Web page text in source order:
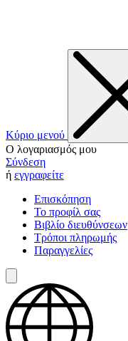
Κύριο μενού
Ο λογαριασμός μου
Σύνδεση
ή εγγραφείτε
Επισκόπηση
Το προφίλ σας
Βιβλίο διευθύνσεων
Τρόποι πληρωμής
Παραγγελίες